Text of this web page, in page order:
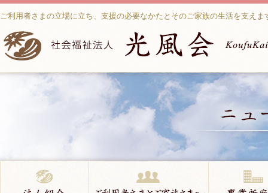
ご利用者さまの立場に立ち、支援の必要なかたとそのご家族の生活を支えま